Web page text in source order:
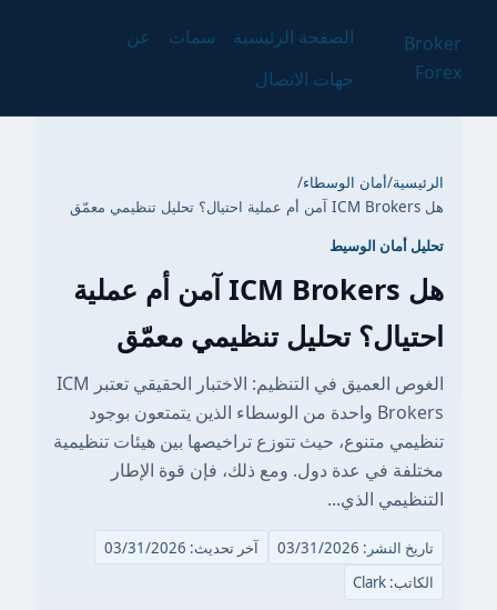
Broker
Forex
الصفحة الرئيسية سمات
عن
جهات الاتصال
الرئيسية/أمان الوسطاء/
هل ICM Brokers آمن أم عملية احتيال؟ تحليل تنظيمي معمّق
تحليل أمان الوسيط
هل ICM Brokers آمن أم عملية
احتيال؟ تحليل تنظيمي معمّق
الغوص العميق في التنظيم: الاختبار الحقيقي تعتبر ICM
Brokers واحدة من الوسطاء الذين يتمتعون بوجود
تنظيمي متنوع، حيث تتوزع تراخيصها بين هيئات تنظيمية
مختلفة في عدة دول. ومع ذلك، فإن قوة الإطار
التنظيمي الذي...
تاريخ النشر: 03/31/2026
آخر تحديث: 03/31/2026
الكاتب: Clark